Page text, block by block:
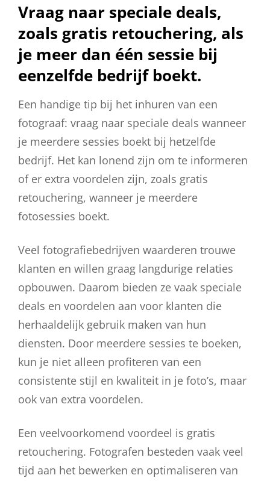
Vraag naar speciale deals,
zoals gratis retouchering, als
je meer dan één sessie bij
eenzelfde bedrijf boekt.
Een handige tip bij het inhuren van een
fotograaf: vraag naar speciale deals wanneer
je meerdere sessies boekt bij hetzelfde
bedrijf. Het kan lonend zijn om te informeren
of er extra voordelen zijn, zoals gratis
retouchering, wanneer je meerdere
fotosessies boekt.
Veel fotografiebedrijven waarderen trouwe
klanten en willen graag langdurige relaties
opbouwen. Daarom bieden ze vaak speciale
deals en voordelen aan voor klanten die
herhaaldelijk gebruik maken van hun
diensten. Door meerdere sessies te boeken,
kun je niet alleen profiteren van een
consistente stijl en kwaliteit in je foto’s, maar
ook van extra voordelen.
Een veelvoorkomend voordeel is gratis
retouchering. Fotografen besteden vaak veel
tijd aan het bewerken en optimaliseren van